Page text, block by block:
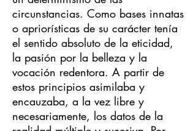
circunstancias. Como bases innatas
o apriorísticas de su carácter tenía
el sentido absoluto de la eticidad,
la pasión por la belleza y la
vocación redentora. A partir de
estos principios asimilaba y
encauzaba, a la vez libre y
necesariamente, los datos de la